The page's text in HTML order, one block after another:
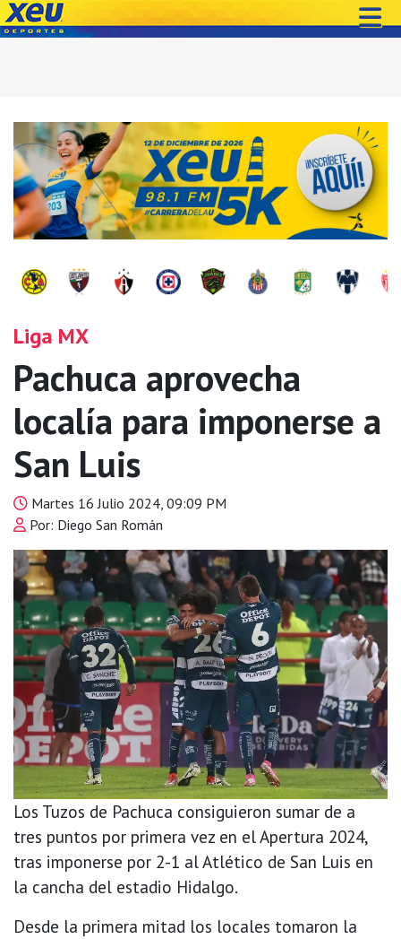
Liga MX
Pachuca aprovecha
localía para imponerse a
San Luis
Martes 16 Julio 2024, 09:09 PM
Por: Diego San Román
Los Tuzos de Pachuca consiguieron sumar de a
tres puntos por primera vez en el Apertura 2024,
tras imponerse por 2-1 al Atlético de San Luis en
la cancha del estadio Hidalgo.
Desde la primera mitad los locales tomaron la